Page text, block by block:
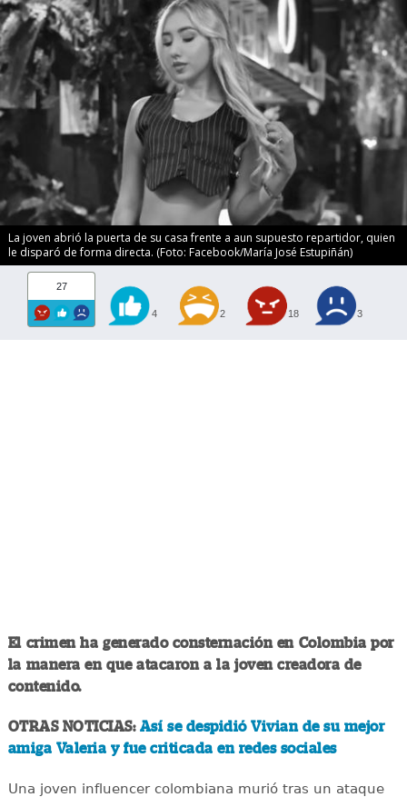
La joven abrió la puerta de su casa frente a aun supuesto repartidor, quien
le disparó de forma directa. (Foto: Facebook/María José Estupiñán)
27
4 2 18 3
El crimen ha generado consternación en Colombia por
la manera en que atacaron a la joven creadora de
contenido.
OTRAS NOTICIAS: Así se despidió Vivian de su mejor
amiga Valeria y fue criticada en redes sociales
Una joven influencer colombiana murió tras un ataque